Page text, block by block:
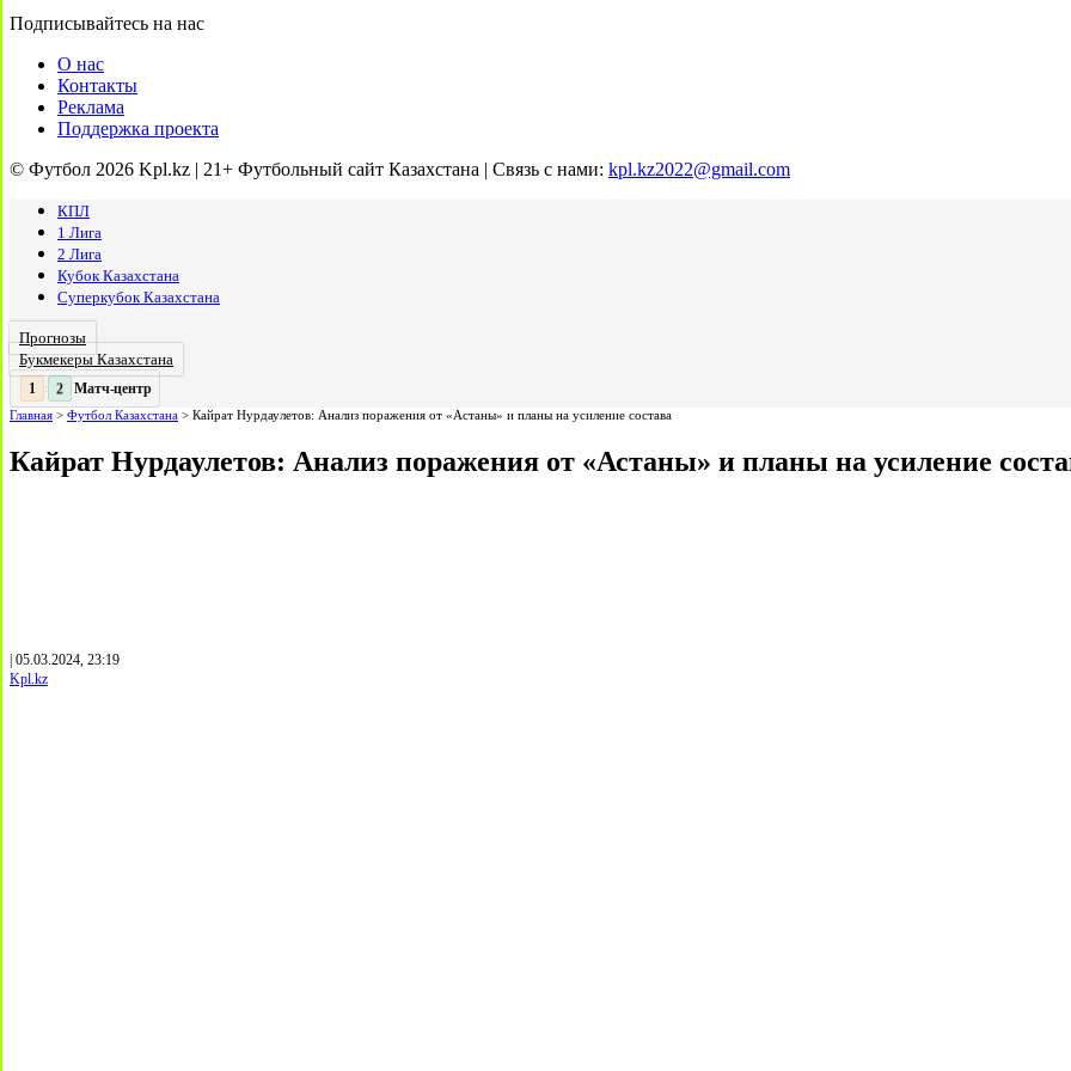
Подписывайтесь на нас
О нас
Контакты
Реклама
Поддержка проекта
© Футбол 2026 Kpl.kz | 21+ Футбольный сайт Казахстана | Связь с нами: kpl.kz2022@gmail.com
КПЛ
1 Лига
2 Лига
Кубок Казахстана
Суперкубок Казахстана
Прогнозы
Букмекеры Казахстана
2 : 2 Матч-центр
Главная > Футбол Казахстана > Кайрат Нурдаулетов: Анализ поражения от «Астаны» и планы на усиление состава
Кайрат Нурдаулетов: Анализ поражения от «Астаны» и планы на усиление
| 05.03.2024, 23:19
Kpl.kz